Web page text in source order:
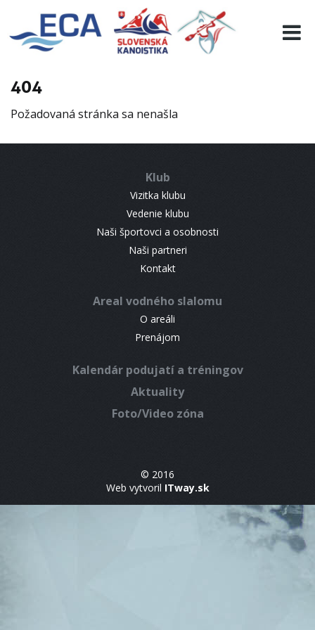
404
Požadovaná stránka sa nenašla
Klub
Vizitka klubu
Vedenie klubu
Naši športovci a osobnosti
Naši partneri
Kontakt
Areal vodného slalomu
O areáli
Prenájom
Kalendár podujatí a tréningov
Aktuality
Foto/Video zóna
© 2016
Web vytvoril ITway.sk
EURO 19
INFO
RESULTS
CONTACT